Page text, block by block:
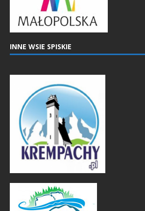
INNE WSIE SPISKIE